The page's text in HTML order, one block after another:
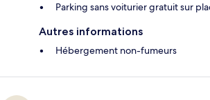
Parking sans voiturier gratuit sur
Autres informations
Hébergement non-fumeurs